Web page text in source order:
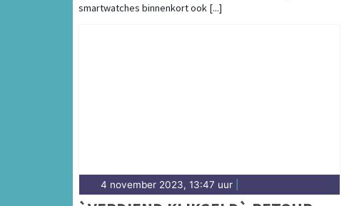
smartwatches binnenkort ook [...]
4 november 2023, 13:47 uur